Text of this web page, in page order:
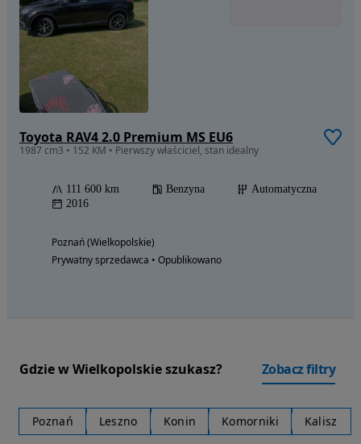
Toyota RAV4 2.0 Premium MS EU6
1987 cm3 • 152 KM • Pierwszy właściciel, stan idealny
111 600 km Benzyna
Automatyczna
2016
Poznań (Wielkopolskie)
Prywatny sprzedawca • Opublikowano
Gdzie w Wielkopolskie szukasz? Zobacz filtry
Poznań Leszno Konin Komorniki Kalisz